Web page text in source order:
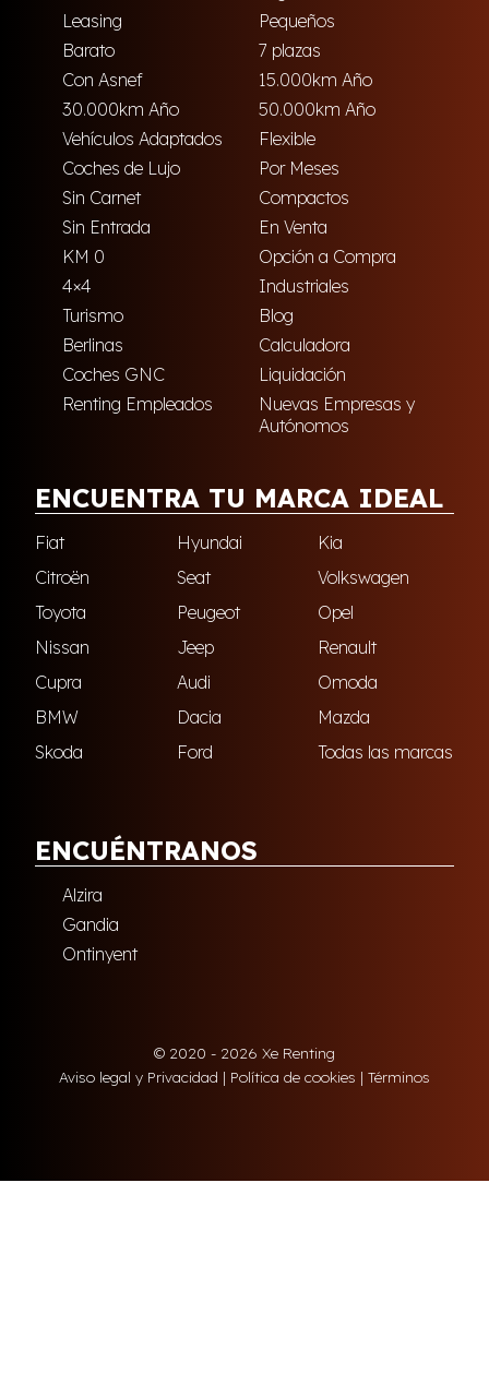
Leasing
Pequeños
Barato
7 plazas
Con Asnef
15.000km Año
30.000km Año
50.000km Año
Vehículos Adaptados
Flexible
Coches de Lujo
Por Meses
Sin Carnet
Compactos
Sin Entrada
En Venta
KM 0
Opción a Compra
4×4
Industriales
Turismo
Blog
Berlinas
Calculadora
Coches GNC
Liquidación
Renting Empleados
Nuevas Empresas y
Autónomos
ENCUENTRA TU MARCA IDEAL
Fiat Hyundai
Kia
Citroën
Seat
Volkswagen
Toyota
Peugeot
Opel
Nissan
Jeep
Renault
Cupra
Audi
Omoda
BMW
Dacia
Mazda
Skoda
Ford Todas las marcas
ENCUÉNTRANOS
Alzira
Gandia
Ontinyent
© 2020 - 2026 Xe Renting
Aviso legal y Privacidad | Política de cookies | Términos